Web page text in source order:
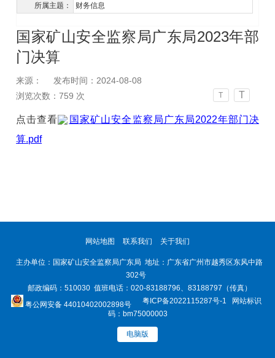
所属主题：
财务信息
国家矿山安全监察局广东局2023年部
门决算
来源：
发布时间：2024-08-08
浏览次数：759 次 T T
点击查看
国家矿山安全监察局广东局2022年部门决
算.pdf
网站地图 联系我们 关于我们
主办单位：国家矿山安全监察局广东局 地址：广东省广州市越秀区东风中路
302号
邮政编码：510030 值班电话：020-83188796、83188797（传真）
粤公网安备 44010402002898号
粤ICP备2022115287号-1 网站标识
码：bm75000003
电脑版